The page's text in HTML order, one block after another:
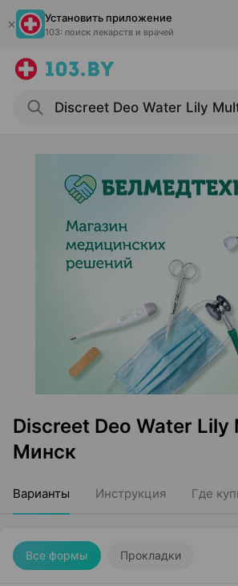
Установить приложение
103: поиск лекарств и врачей
Discreet Deo Water
Минск
Варианты Инструкция Где
Все формы Прокладки